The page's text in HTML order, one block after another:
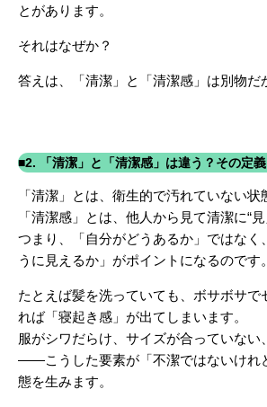
とがあります。
それはなぜか？
答えは、 「清潔」と「清潔感」は別物だ
■2. 「清潔」と「清潔感」は違う？その定
「清潔」とは、衛生的で汚れていない
「清潔感」とは、他人から見て清潔に“見
つまり、「自分がどうあるか」ではなく
うに見えるか」がポイントになるのです。
たとえば髪を洗っていても、ボサボサで
れば「寝起き感」が出てしまいます。
服がシワだらけ、サイズが合っていない
――こうした要素が「不潔ではないけれ
態を生みます。